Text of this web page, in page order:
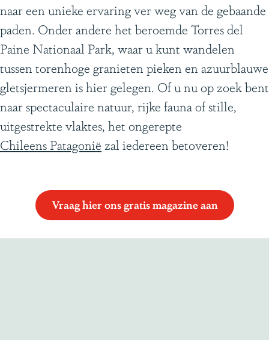
naar een unieke ervaring ver weg van de gebaande
paden. Onder andere het beroemde Torres del
Paine Nationaal Park, waar u kunt wandelen
tussen torenhoge granieten pieken en azuurblauwe
gletsjermeren is hier gelegen. Of u nu op zoek bent
naar spectaculaire natuur, rijke fauna of stille,
uitgestrekte vlaktes, het ongerepte
Chileens Patagonië zal iedereen betoveren!
Vraag hier ons gratis magazine aan